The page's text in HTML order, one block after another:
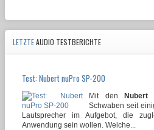
LETZTEAUDIO TESTBERICHTE
Test: Nubert nuPro SP-200
Mit den Nubert
Schwaben seit
Lautsprecher im Aufgebot, die
Anwendung sein wollen. Welche...